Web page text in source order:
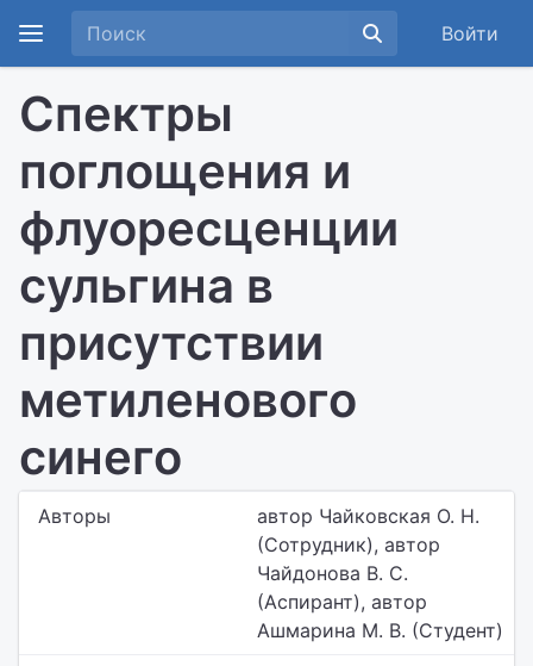
Войти
Спектры
поглощения и
флуоресценции
сульгина в
присутствии
метиленового
синего
Авторы
автор Чайковская О. Н.
(Сотрудник), автор
Чайдонова В. С.
(Аспирант), автор
Ашмарина М. В. (Студент)